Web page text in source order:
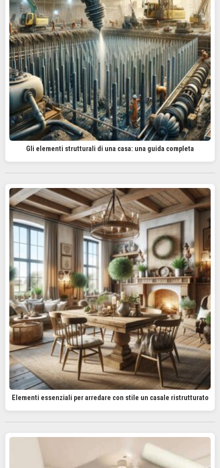
Gli elementi strutturali di una casa: una guida completa
Elementi essenziali per arredare con stile un casale ristrutturato